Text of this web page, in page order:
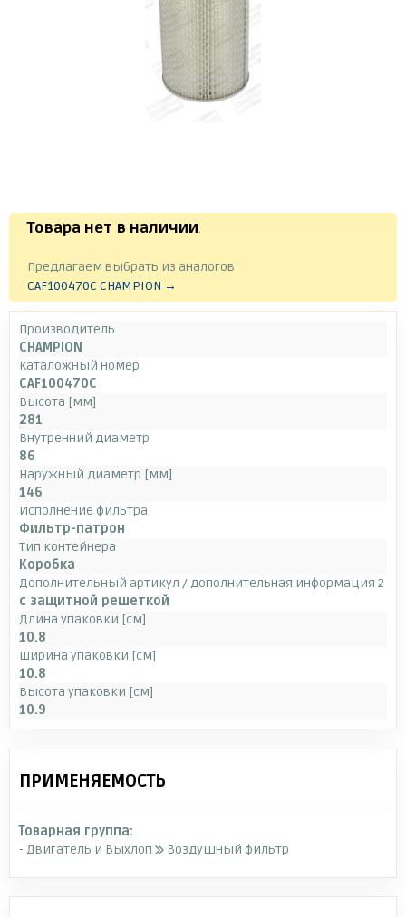
Товара нет в наличии.
Предлагаем выбрать из аналогов
CAF100470C CHAMPION →
Производитель
CHAMPION
Каталожный номер
CAF100470C
Высота [мм]
281
Внутренний диаметр
86
Наружный диаметр [мм]
146
Исполнение фильтра
Фильтр-патрон
Тип контейнера
Коробка
Дополнительный артикул / дополнительная информация 2
с защитной решеткой
Длина упаковки [см]
10.8
Ширина упаковки [см]
10.8
Высота упаковки [см]
10.9
ПРИМЕНЯЕМОСТЬ
Товарная группа:
- Двигатель и Выхлоп
Воздушный фильтр